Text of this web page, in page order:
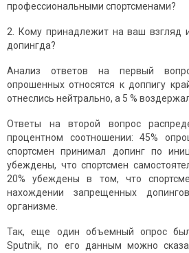
профессиональными спортсменами?
2. Кому принадлежит на ваш взгляд
допингда?
Анализ ответов на первый
опрошенных относятся к доппигу
отнеслись нейтрально, а 5 %
Ответы на второй вопрос
процентном соотношении: 45%
спортсмен принимал допинг по
убеждены, что спортсмен
20% убеждены в том, что
нахождении запрещенных
организме.
Так, еще один объемный опрос был
Sputnik, по его данным можно